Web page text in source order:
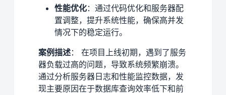
性能优化：通过代码优化和服务器配
置调整，提升系统性能，确保高并发
情况下的稳定运行。
案例描述： 在项目上线初期，遇到了服务
器负载过高的问题，导致系统频繁崩溃。
通过分析服务器日志和性能监控数据，发
现主要原因在于数据库查询效率低下和前